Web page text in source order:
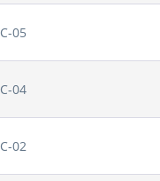
C-05
C-04
C-02